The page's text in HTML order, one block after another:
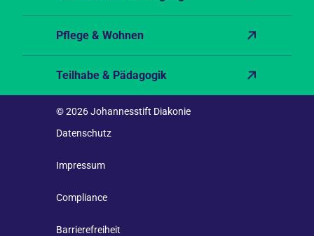
Pflege & Wohnen
Teilhabe & Pädagogik
© 2026 Johannesstift Diakonie
Datenschutz
Impressum
Compliance
Barrierefreiheit